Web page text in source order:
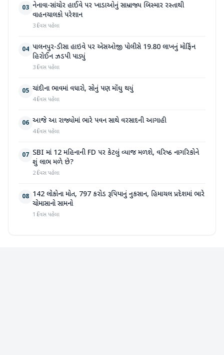
03 નેનાવા-સાંચોર હાઈવે પર ખાડાઓનું સામ્રાજ્ય બિસ્માર રસ્તાથી
વાહનચાલકો પરેશાન
3 દિવસ પહેલા
04 પાલનપુર-ડીસા હાઇવે પર એસઓજી પોલીસે 19.80 લાખનું મોર્ફિન
હિરોઈન ઝડપી પાડ્યું
3 દિવસ પહેલા
05 ચાંદીના ભાવમાં વધારો, સોનું પણ મોંઘુ થયું
4 દિવસ પહેલા
06 આજે આ રાજ્યોમાં ભારે પવન સાથે વરસાદની આગાહી
4 દિવસ પહેલા
07 SBI માં 12 મહિનાની FD પર કેટલું વ્યાજ મળશે, વરિષ્ઠ નાગરિકોને
શું લાભ મળે છે?
2 દિવસ પહેલા
08 142 લોકોના મોત, 797 કરોડ રૂપિયાનું નુકસાન, હિમાચલ પ્રદેશમાં ભારે
ચોમાસાનો સામનો
1 દિવસ પહેલા